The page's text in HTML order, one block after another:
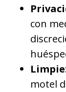
con
motel